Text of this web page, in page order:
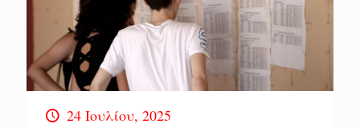
24 Ιουλίου, 2025